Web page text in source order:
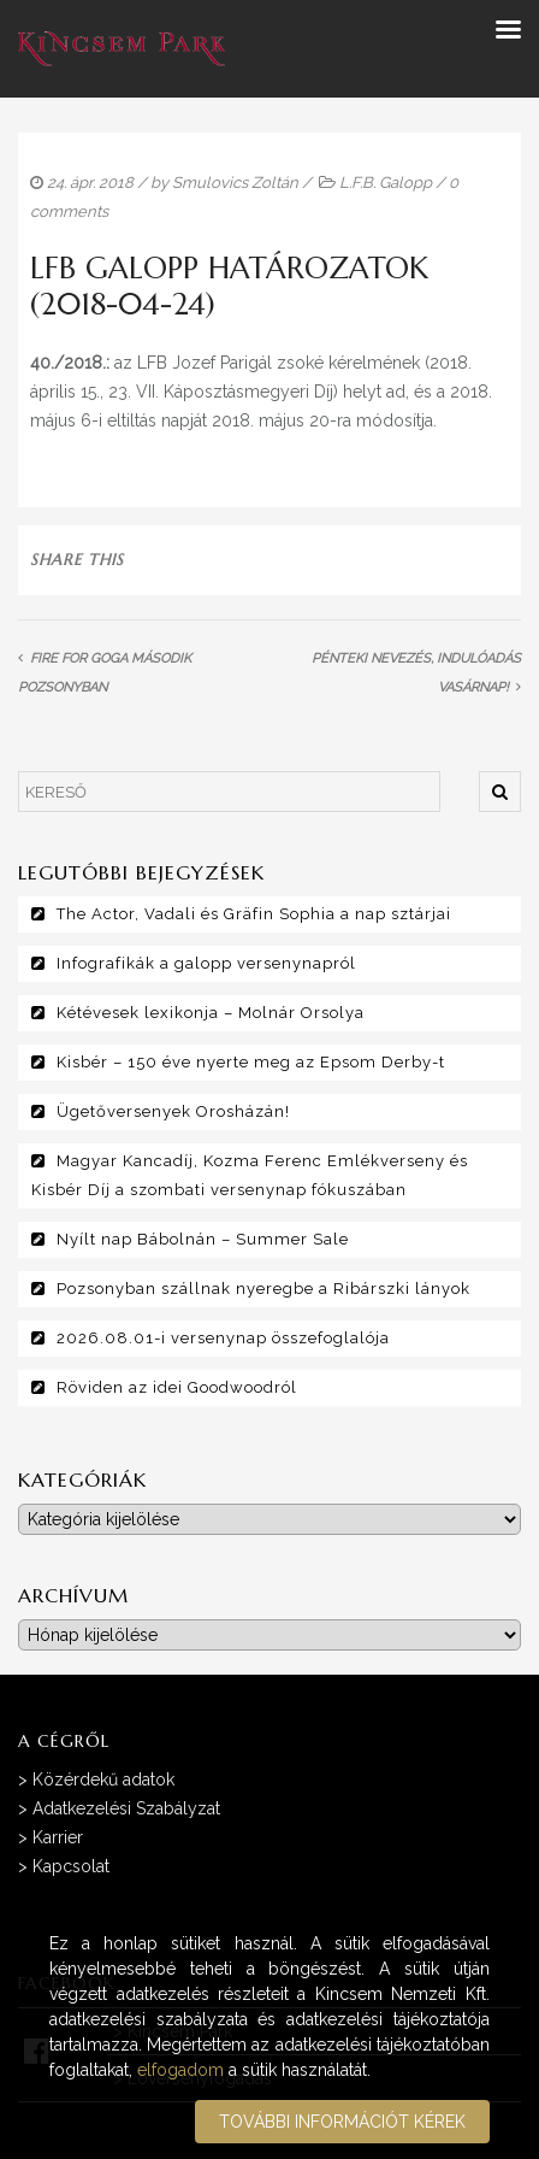
24. ápr. 2018/ by Smulovics Zoltán / L.F.B. Galopp/0
comments
LFB GALOPP HATÁROZATOK
(2018-04-24)
40./2018.: az LFB Jozef Parigál zsoké kérelmének (2018.
április 15., 23. VII. Káposztásmegyeri Díj) helyt ad, és a 2018.
május 6-i eltiltás napját 2018. május 20-ra módosítja.
SHARE THIS
FIRE FOR GOGA MÁSODIK
POZSONYBAN
PÉNTEKI NEVEZÉS, INDULÓADÁS
VASÁRNAP!
LEGUTÓBBI BEJEGYZÉSEK
The Actor, Vadali és Gräfin Sophia a nap sztárjai
Infografikák a galopp versenynapról
Kétévesek lexikonja – Molnár Orsolya
Kisbér – 150 éve nyerte meg az Epsom Derby-t
Ügetőversenyek Orosházán!
Magyar Kancadíj, Kozma Ferenc Emlékverseny és
Kisbér Díj a szombati versenynap fókuszában
Nyílt nap Bábolnán – Summer Sale
Pozsonyban szállnak nyeregbe a Ribárszki lányok
2026.08.01-i versenynap összefoglalója
Röviden az idei Goodwoodról
KATEGÓRIÁK
Kategóriák
ARCHÍVUM
Archívum
A CÉGRŐL
> Közérdekű adatok
> Adatkezelési Szabályzat
> Karrier
> Kapcsolat
FACEBOOK
>Kincsem Park
>Lóversenyfogadás
Ez a honlap sütiket használ. A sütik elfogadásával
kényelmesebbé teheti a böngészést. A sütik útján
végzett adatkezelés részleteit a Kincsem Nemzeti Kft.
adatkezelési szabályzata és adatkezelési tájékoztatója
tartalmazza. Megértettem az adatkezelési tájékoztatóban
foglaltakat,elfogadom a sütik használatát.
TOVÁBBI INFORMÁCIÓT KÉREK